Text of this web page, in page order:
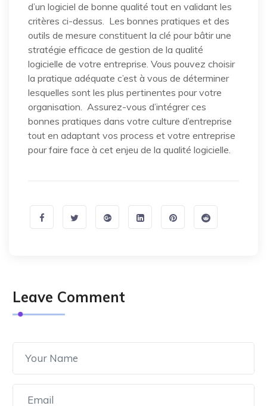
d’un logiciel de bonne qualité tout en validant les
critères ci-dessus. Les bonnes pratiques et des
outils de mesure constituent la clé pour bâtir une
stratégie efficace de gestion de la qualité
logicielle de votre entreprise. Vous pouvez choisir
la pratique adéquate c’est à vous de déterminer
lesquelles sont les plus pertinentes pour votre
organisation. Assurez-vous d’intégrer ces
bonnes pratiques dans votre culture d’entreprise
tout en adaptant vos process et votre entreprise
pour faire face à cet enjeu de la qualité logicielle.
Leave Comment